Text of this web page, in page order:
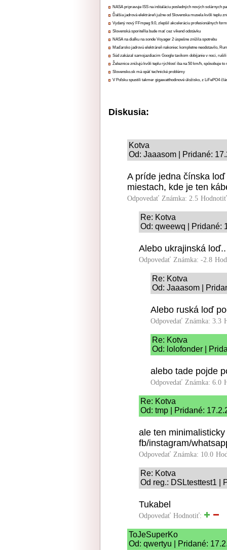
NASA pripravuje ISS na inštaláciu posledných nových solárnych
Ďalšia jadrová elektráreň južne od Slovenska musela kvôli teplu
Vydaný nový FFmpeg 9.0, zlepšil akceleráciu profesionálnych
Slovenská sporiteľňa bude mať cez víkend odstávku
NASA na diaľku na sonde Voyager 2 úspešne znížila spotrebu
Maďarsko jadrovú elektráreň nakoniec kompletne neodstavilo,
Súd zakázal samojazdiacim Google taxíkom dobíjanie v noci,
Železnice znižujú kvôli teplu rýchlosť iba na 50 km/h, spôsobuje to
Slovensko.sk má opäť technické problémy
V Poľsku spustili takmer gigawatthodinové úložisko, z LiFePO4
Diskusia:
Kotva
Od: Jaaasom | Pridané:
A príde jedna čínska
miestach, kde je ten
Odpovedať Známka: 2.5
Re: Kotva
Od: qweewq | Pridané:
Alebo ukrajinská loď..
Odpovedať Známka: -2.8
Re: Kotva
Od: Jaaasom |
Alebo ruská loď
Odpovedať Známka: 3.3
Re: Kotva
Od: lolofonder |
alebo tade pojde
Odpovedať Známka: 6.0
Re: Kotva
Od: tmp | Pridané:
ale ten
fb/instagram/
Odpovedať Známka: 10.0
Re: Kotva
Od reg.: DSLtesttest1 |
Tukabel
Odpovedať Hodnotiť:
ToJeSuperKo
Od: qwertyu | Pridané: